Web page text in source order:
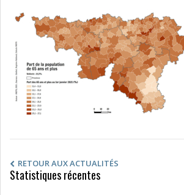
RETOUR AUX ACTUALITÉS
Statistiques récentes